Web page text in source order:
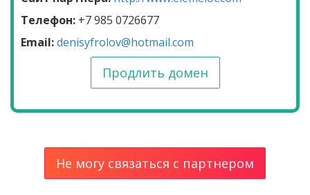
Телефон: +7 985 0726677
Email:denisyfrolov@hotmail.com
Продлить домен
Не могу связаться с партнером